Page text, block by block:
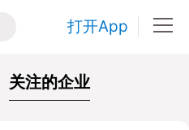
打开App
关注的企业